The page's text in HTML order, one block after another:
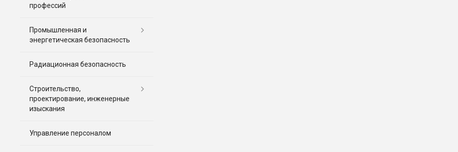
профессий
Промышленная и
энергетическая безопасность
Радиационная безопасность
Строительство,
проектирование, инженерные
изыскания
Управление персоналом